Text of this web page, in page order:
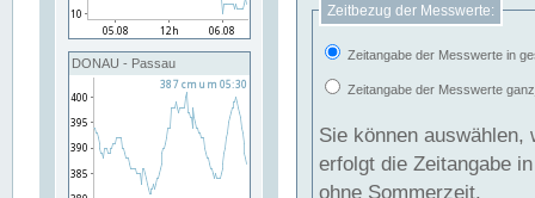
DONAU - Passau
Zeitbezug der Messwerte:
Zeitangabe der Messwerte in
Zeitangabe der Messwerte
Sie können auswählen,
erfolgt die Zeitangabe
ohne Sommerzeit.